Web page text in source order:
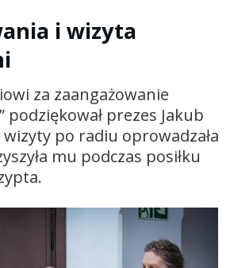
i wizyta
za zaangażowanie
podziękował prezes Jakub
wizyty po radiu oprowadzała
mu podczas posiłku